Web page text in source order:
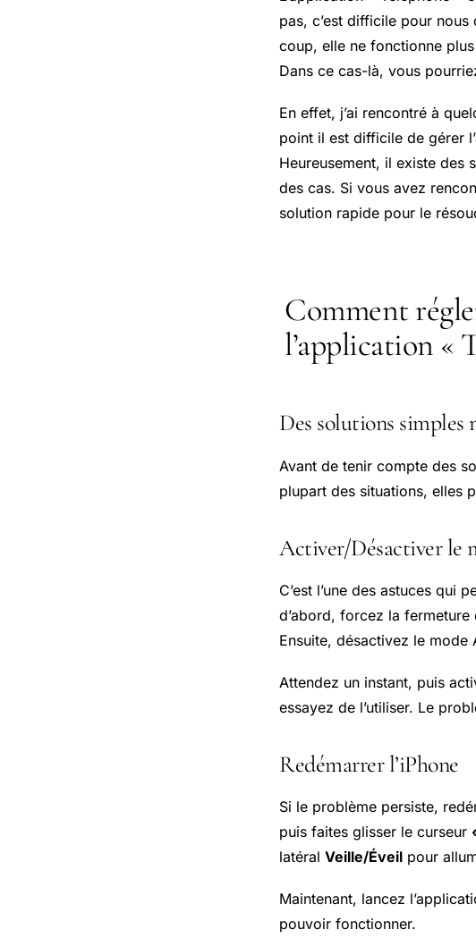
pas, c’est difficile pour
coup, elle ne fonctionne
Dans ce cas-là, vous
En effet, j’ai rencontré à
point il est difficile de gérer
Heureusement, il existe des
des cas. Si vous avez
solution rapide pour le
Comment
l’application «
Des solutions simples
Avant de tenir compte des
plupart des situations, elles
Activer/Désactiver le
C’est l’une des astuces qui
d’abord, forcez la fermeture
Ensuite, désactivez le
Attendez un instant, puis
essayez de l’utiliser. Le
Redémarrer l’iPhone
Si le problème persiste,
puis faites glisser le curseur
latéral Veille/Éveil pour
Maintenant, lancez
pouvoir fonctionner.